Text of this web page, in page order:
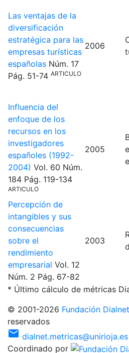
Las ventajas de la
diversificación
estratégica para las
empresas turísticas
españolas Núm. 17
Pág. 51-74 ARTICULO
2006
Influencia del
enfoque de los
recursos en los
investigadores
españoles (1992-
2004) Vol. 60 Núm.
184 Pág. 119-134
ARTICULO
2005
Percepción de
intangibles y sus
consecuencias
sobre el
rendimiento
empresarial Vol. 12
Núm. 2 Pág. 67-82
2003
* Último cálculo de métricas
© 2001-2026 Fundación Dialnet
reservados
mail dialnet.metricas@unirioja.es
Coordinado por